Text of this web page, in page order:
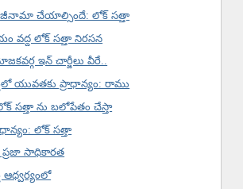
చేయాల్సిందే: లోక్ సత్తా
వద్ద లోక్ సత్తా నిరసన
ఇన్ చార్జీలు వీరే..
యువతకు ప్రాధాన్యం: రాము
సత్తా ను బలోపేతం చేస్తా
లోక్ సత్తా
సాధికారత
ఆధ్వర్యంలో